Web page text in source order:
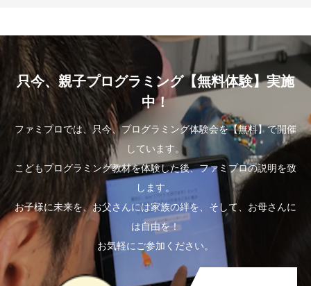
只今、親子プログラミング【無料体験】実施
中！
ファミプロでは、只今、プログラミング体験会を【無料】で開催
しています。
こどもプログラミング教材を体験した後、ファミプロの説明を致
します。
お子様に未来を、お父さんには家族の絆を、そして、お母さんに
は自由を！
お気軽にご参加ください。